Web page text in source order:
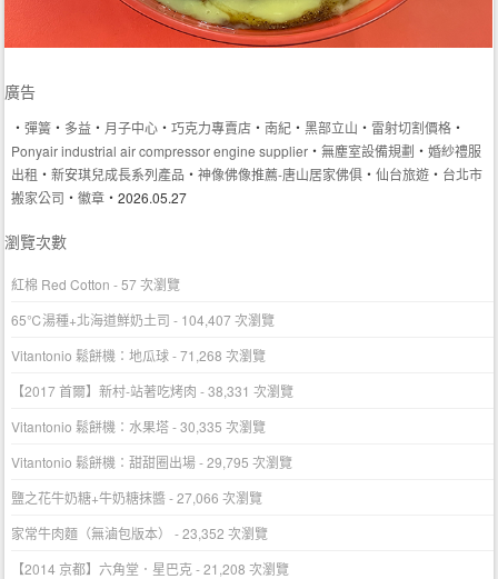
廣告
‧彈簧 ‧ 多益 ‧ 月子中心 ‧巧克力專賣店 ‧南紀 ‧黑部立山 ‧ 雷射切割價格 ‧
Ponyair industrial air compressor engine supplier ‧無塵室設備規劃 ‧婚紗禮服
出租 ‧新安琪兒成長系列產品 ‧神像佛像推薦-唐山居家佛俱 ‧仙台旅遊 ‧ 台北市
搬家公司 ‧徽章 ‧2026.05.27
瀏覽次數
紅棉 Red Cotton - 57 次瀏覽
65℃湯種+北海道鮮奶土司 - 104,407 次瀏覽
Vitantonio 鬆餅機：地瓜球- 71,268 次瀏覽
【2017 首爾】新村-站著吃烤肉 - 38,331 次瀏覽
Vitantonio 鬆餅機：水果塔- 30,335 次瀏覽
Vitantonio 鬆餅機：甜甜圈出場- 29,795 次瀏覽
鹽之花牛奶糖+牛奶糖抹醬- 27,066 次瀏覽
家常牛肉麵（無滷包版本）
- 23,352 次瀏覽
【2014 京都】六角堂．星巴克- 21,208 次瀏覽